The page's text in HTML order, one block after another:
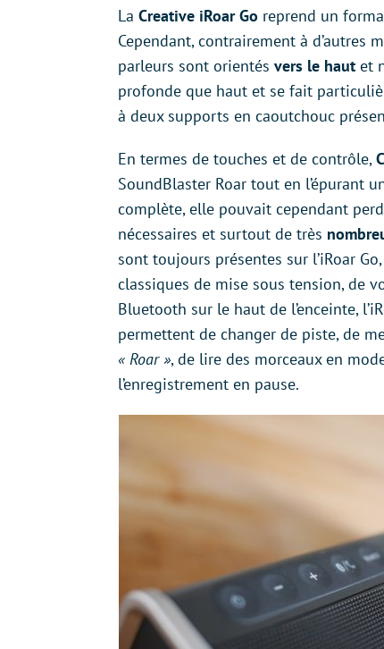
La Creative iRoar Go reprend un
Cependant, contrairement à d’autres
parleurs sont orientés vers le haut et
profonde que haut et se fait
à deux supports en caoutchouc
En termes de touches et de contrôle,
SoundBlaster Roar tout en l’épurant
complète, elle pouvait cependant
nécessaires et surtout de très
sont toujours présentes sur l’iRoar
classiques de mise sous tension, de
Bluetooth sur le haut de l’enceinte,
permettent de changer de piste, de
« Roar », de lire des morceaux en
l’enregistrement en pause.